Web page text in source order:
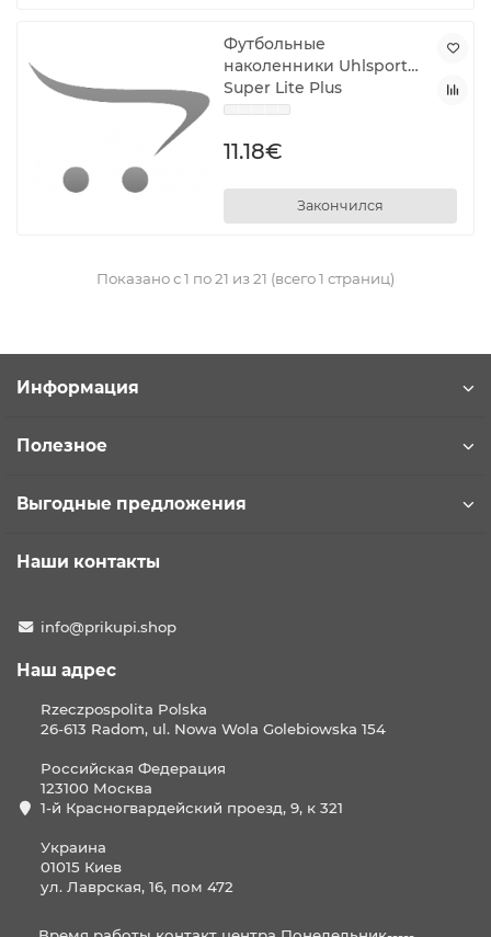
Футбольные
наколенники Uhlsport
Super Lite Plus
11.18€
Закончился
Показано с 1 по 21 из 21 (всего 1 страниц)
Информация
Полезное
Выгодные предложения
Наши контакты
info@prikupi.shop
Наш адрес
Rzeczpospolita Polska
26-613 Radom, ul. Nowa Wola Golebiowska 154
Российская Федерация
123100 Москва
1-й Красногвардейский проезд, 9, к 321
Украина
01015 Киев
ул. Лаврская, 16, пом 472